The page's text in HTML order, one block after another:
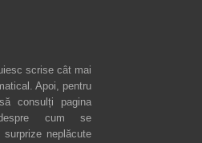
scrise cât mai
Apoi, pentru
consulți pagina
cum se
neplăcute